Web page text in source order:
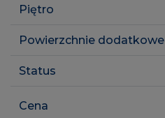
Piętro
Powierzchnie dodatkowe
Status
Cena